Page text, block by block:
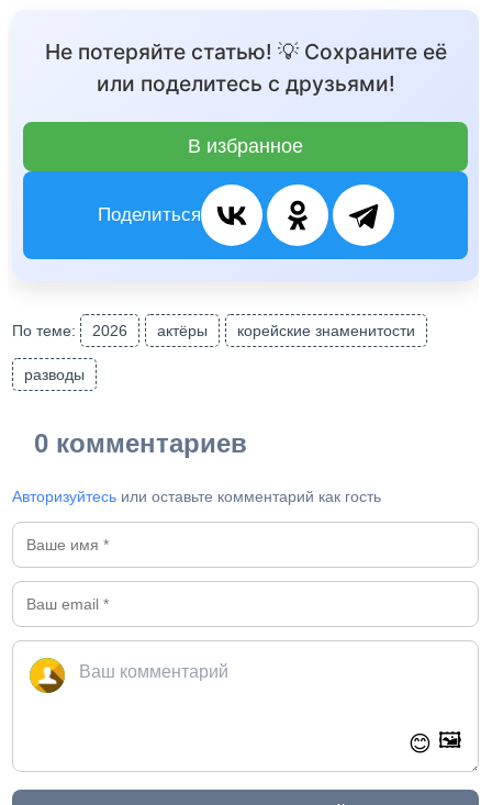
Не потеряйте статью! 💡 Сохраните её
или поделитесь с друзьями!
В избранное
Поделиться
По теме: 2026 актёры корейские знаменитости
разводы
0 комментариев
Авторизуйтесь или оставьте комментарий как гость
😊 🖼️